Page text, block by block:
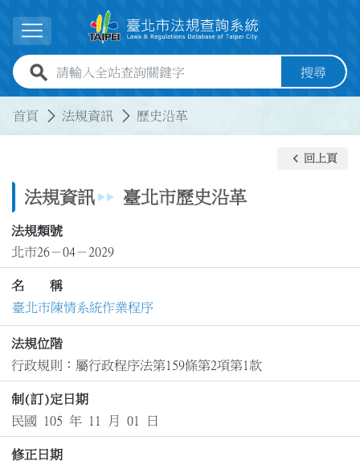
展開選單
全站查詢關鍵字欄位 搜尋
首頁 法規資訊 歷史沿革
法規資訊 臺北市歷史沿革
keyboard_arrow_left 回上頁
法規類號
北市26－04－2029
名 稱
臺北市陳情系統作業程序
法規位階
行政規則：屬行政程序法第159條第2項第1款
制(訂)定日期
民國 105 年 11 月 01 日
修正日期